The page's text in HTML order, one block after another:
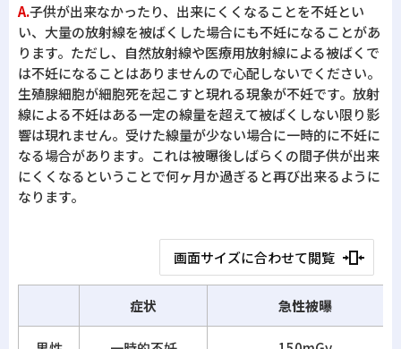
A.子供が出来なかったり、出来にくくなることを不妊とい
い、大量の放射線を被ばくした場合にも不妊になることがあ
ります。ただし、自然放射線や医療用放射線による被ばくで
は不妊になることはありませんので心配しないでください。
生殖腺細胞が細胞死を起こすと現れる現象が不妊です。放射
線による不妊はある一定の線量を超えて被ばくしない限り影
響は現れません。受けた線量が少ない場合に一時的に不妊に
なる場合があります。これは被曝後しばらくの間子供が出来
にくくなるということで何ヶ月か過ぎると再び出来るように
なります。
画面サイズに合わせて閲覧
症状 急性被曝